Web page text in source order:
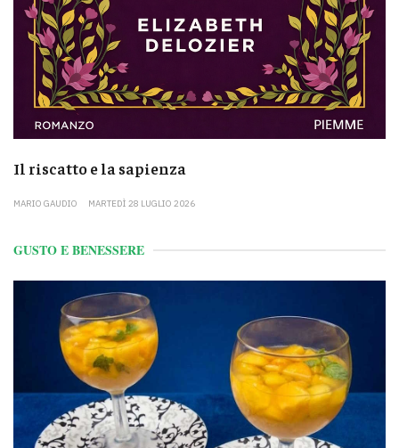
Il riscatto e la sapienza
MARIO GAUDIO MARTEDÌ 28 LUGLIO 2026
GUSTO E BENESSERE